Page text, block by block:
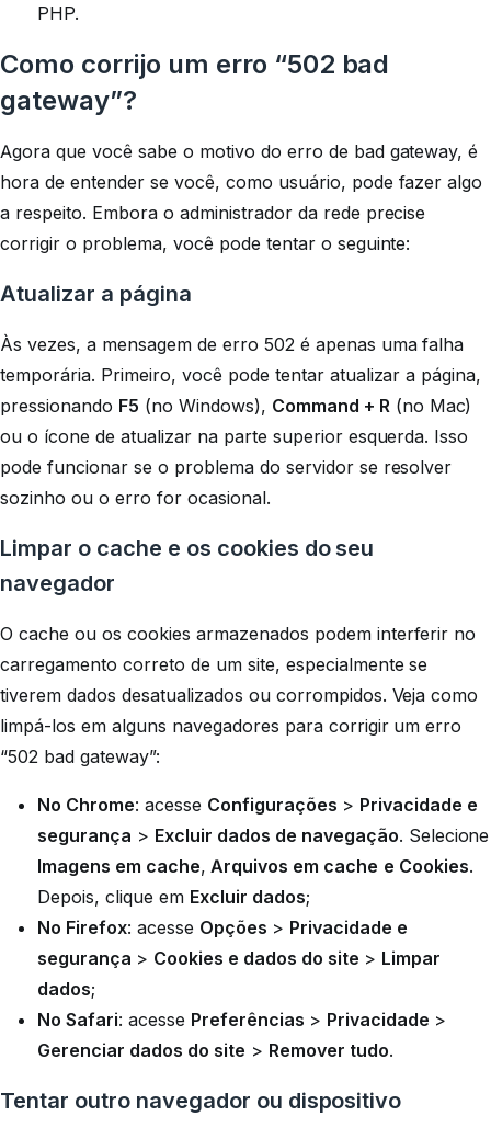
PHP.
Como corrijo um erro “502 bad
gateway”?
Agora que você sabe o motivo do erro de bad gateway, é
hora de entender se você, como usuário, pode fazer algo
a respeito. Embora o administrador da rede precise
corrigir o problema, você pode tentar o seguinte:
Atualizar a página
Às vezes, a mensagem de erro 502 é apenas uma falha
temporária. Primeiro, você pode tentar atualizar a página,
pressionando F5 (no Windows), Command + R(no Mac)
ou o ícone de atualizar na parte superior esquerda. Isso
pode funcionar se o problema do servidor se resolver
sozinho ou o erro for ocasional.
Limpar o cache e os cookies do seu
navegador
O cache ou os cookies armazenados podem interferir no
carregamento correto de um site, especialmente se
tiverem dados desatualizados ou corrompidos. Veja como
limpá-los em alguns navegadores para corrigir um erro
“502 bad gateway”:
No Chrome: acesse Configurações > Privacidade e
segurança > Excluir dados de navegação. Selecione
Imagens em cache, Arquivos em cache e Cookies.
Depois, clique em Excluir dados;
No Firefox: acesse Opções > Privacidade e
segurança > Cookies e dados do site > Limpar
dados;
No Safari: acesse Preferências > Privacidade >
Gerenciar dados do site > Remover tudo.
Tentar outro navegador ou dispositivo